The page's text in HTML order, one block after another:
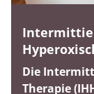
Die
Therapie